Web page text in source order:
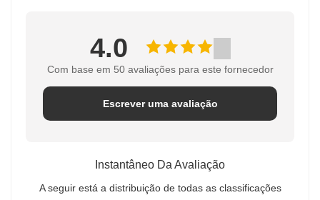
4.0
Com base em 50 avaliações para este fornecedor
Escrever uma avaliação
Instantâneo Da Avaliação
A seguir está a distribuição de todas as classificações